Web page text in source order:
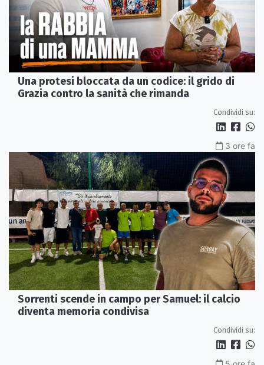
Una protesi bloccata da un codice: il grido di
Grazia contro la sanità che rimanda
Condividi su:
3 ore fa
Sorrenti scende in campo per Samuel: il calcio
diventa memoria condivisa
Condividi su: